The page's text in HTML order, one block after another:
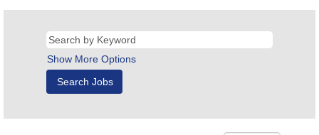
Show More Options